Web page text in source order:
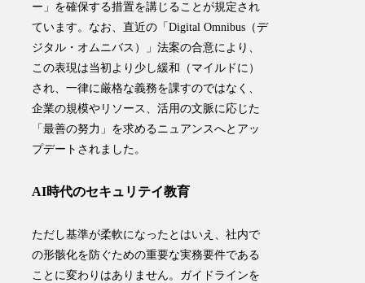
ー」を確保する措置を講じることが規定され
ています 。なお、直近の「Digital Omnibus（デ
ジタル・オムニバス）」法案の合意により、
この表現は当初より少し緩和（マイルドに）
され、一律に厳格な義務を課すのではなく、
企業の規模やリソース、活用の文脈に応じた
「最善の努力」を求めるニュアンスへとアッ
プデートされました。
AI時代のセキュリテイ教育
ただし基準が柔軟になったとはいえ、社内で
の形骸化を防ぐための重要な実務要件である
ことに変わりはありません。ガイドラインを